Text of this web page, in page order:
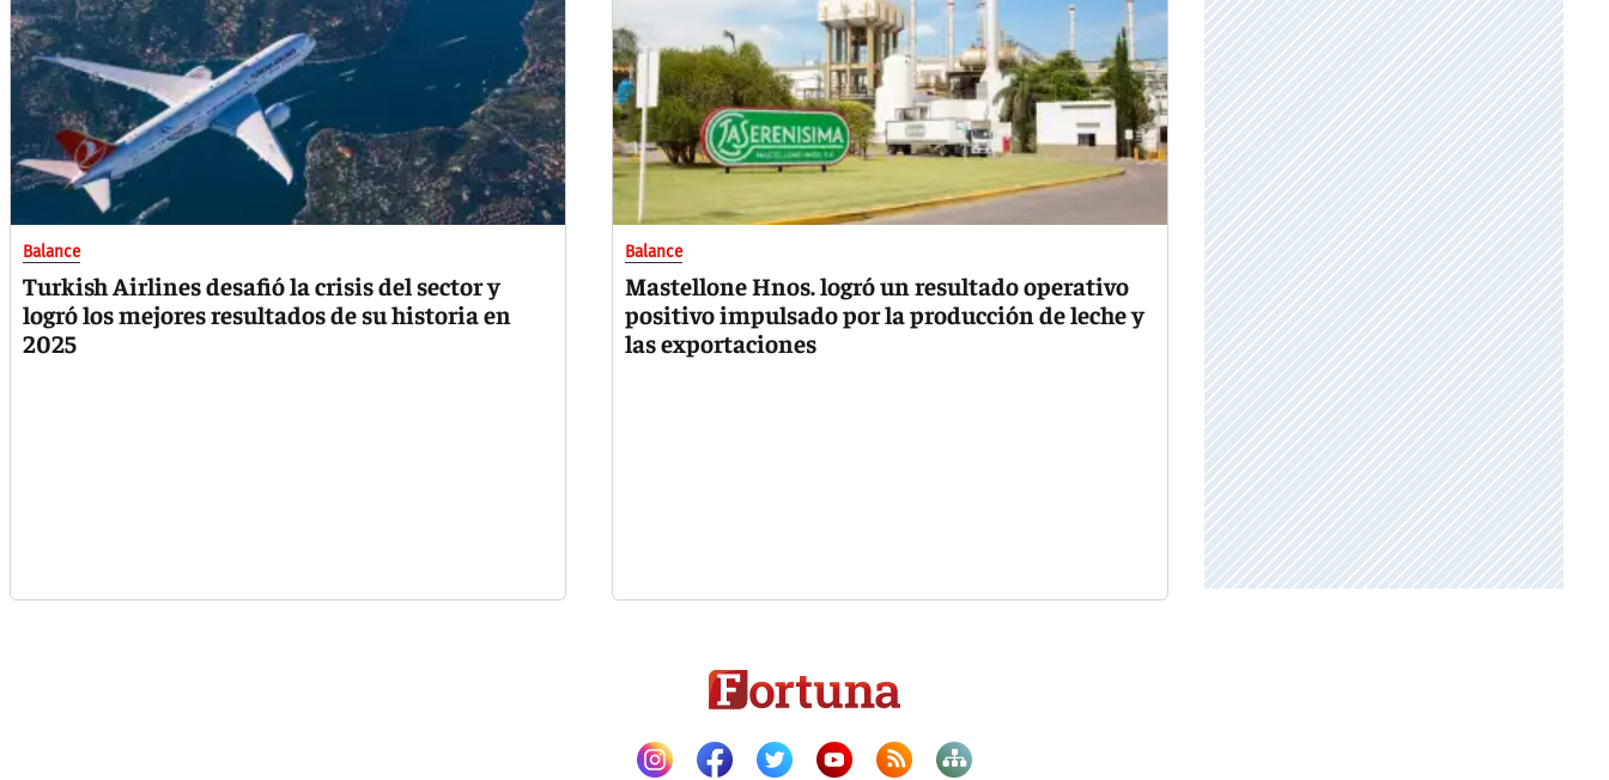
Balance
Turkish Airlines desafió la crisis del sector y
logró los mejores resultados de su historia en
2025
Balance
Mastellone Hnos. logró un resultado operativo
positivo impulsado por la producción de leche y
las exportaciones